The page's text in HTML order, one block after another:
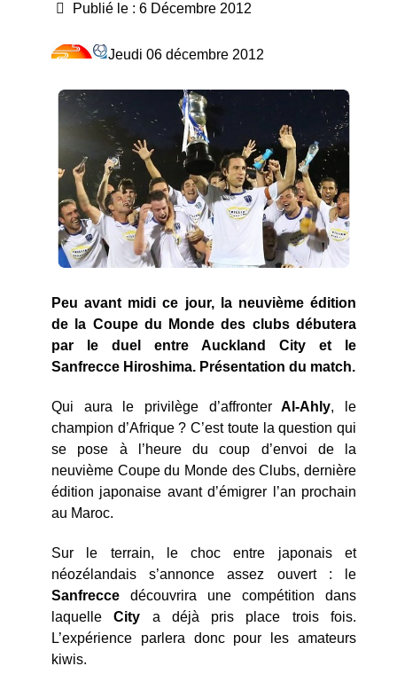
Publié le : 6 Décembre 2012
Jeudi 06 décembre 2012
Peu avant midi ce jour, la neuvième édition
de la Coupe du Monde des clubs débutera
par le duel entre Auckland City et le
Sanfrecce Hiroshima. Présentation du match.
Qui aura le privilège d’affronterAl-Ahly, le
champion d’Afrique ? C’est toute la question qui
se pose à l’heure du coup d’envoi de la
neuvième Coupe du Monde des Clubs, dernière
édition japonaise avant d’émigrer l’an prochain
au Maroc.
Sur le terrain, le choc entre japonais et
néozélandais s’annonce assez ouvert : le
Sanfrecce découvrira une compétition dans
laquelleCity a déjà pris place trois fois.
L’expérience parlera donc pour les amateurs
kiwis.